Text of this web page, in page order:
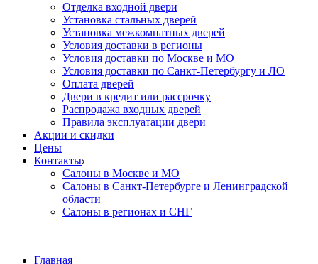
Отделка входной двери
Установка стальных дверей
Установка межкомнатных дверей
Условия доставки в регионы
Условия доставки по Москве и МО
Условия доставки по Санкт-Петербургу и ЛО
Оплата дверей
Двери в кредит или рассрочку
Распродажа входных дверей
Правила эксплуатации двери
Акции и скидки
Цены
Контакты
Салоны в Москве и МО
Салоны в Санкт-Петербурге и Ленинградской
области
Салоны в регионах и СНГ
Главная